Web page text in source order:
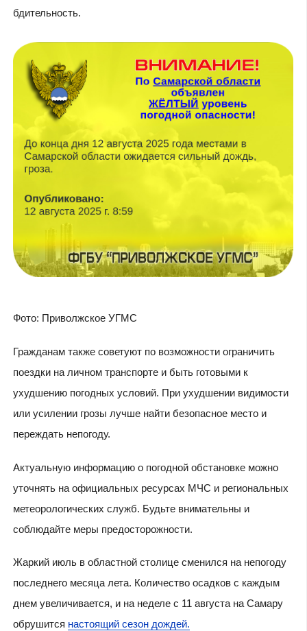
бдительность.
Фото: Приволжское УГМС
Гражданам также советуют по возможности ограничить
поездки на личном транспорте и быть готовыми к
ухудшению погодных условий. При ухудшении видимости
или усилении грозы лучше найти безопасное место и
переждать непогоду.
Актуальную информацию о погодной обстановке можно
уточнять на официальных ресурсах МЧС и региональных
метеорологических служб. Будьте внимательны и
соблюдайте меры предосторожности.
Жаркий июль в областной столице сменился на непогоду
последнего месяца лета. Количество осадков с каждым
днем увеличивается, и на неделе с 11 августа на Самару
обрушится настоящий сезон дождей.